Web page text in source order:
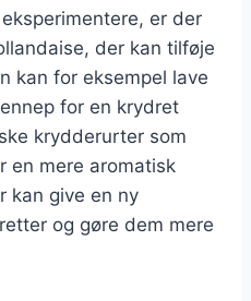
er der
der kan tilføje
kan for eksempel lave
for en krydret
krydderurter som
en mere aromatisk
kan give en ny
og gøre dem mere